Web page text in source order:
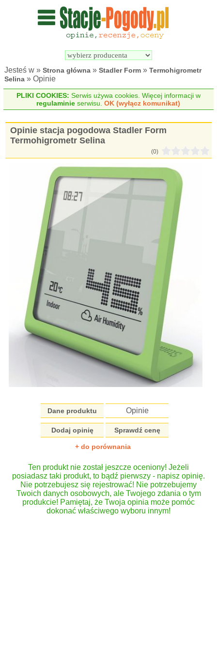
Wyszukiwarka
pogodowych
Jesteś w »Strona główna »Stadler Form »Termohigrometr
Selina » Opinie
PLIKI COOKIES: Serwis używa cookies. Więcej informacji w
regulaminie serwisu.OK (wyłącz komunikat)
Opinie stacja pogodowa Stadler Form
Termohigrometr Selina
(0)
Dane produktu Opinie
Dodaj opinię Sprawdź cenę
+ do porównania
Ten produkt nie został jeszcze oceniony! Jeżeli
posiadasz taki produkt, to bądź pierwszy - napisz opinię.
Nie potrzebujesz się rejestrować! Nie potrzebujemy
Twoich danych osobowych, ale Twojego zdania o tym
produkcie! Pamiętaj, że Twoja opinia może pomóc
dokonać właściwego wyboru innym!